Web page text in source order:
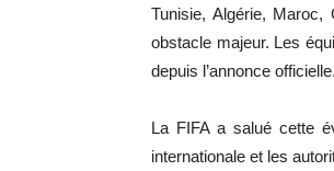
Tunisie, Algérie,
obstacle majeur. Les
depuis l’annonce officielle.
La FIFA a salué cette
internationale et les